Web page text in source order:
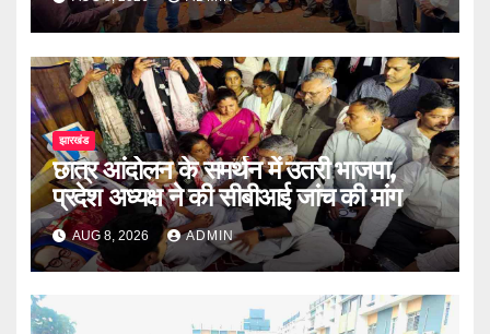
झारखंड
छात्र आंदोलन के समर्थन में उतरी भाजपा,
प्रदेश अध्यक्ष ने की सीबीआई जांच की मांग
AUG 8, 2026 ADMIN